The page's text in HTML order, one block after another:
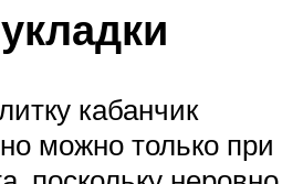
кабанчик
можно только при